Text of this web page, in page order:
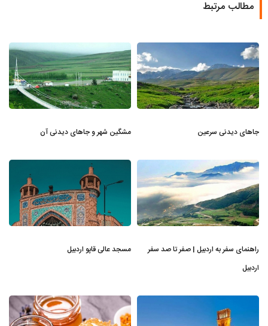
مطالب مرتبط
جاهای دیدنی سرعین مشگین شهر و جاهای دیدنی آن
راهنمای سفر به اردبیل | صفر تا صد سفر
اردبیل
مسجد عالی قاپو اردبیل